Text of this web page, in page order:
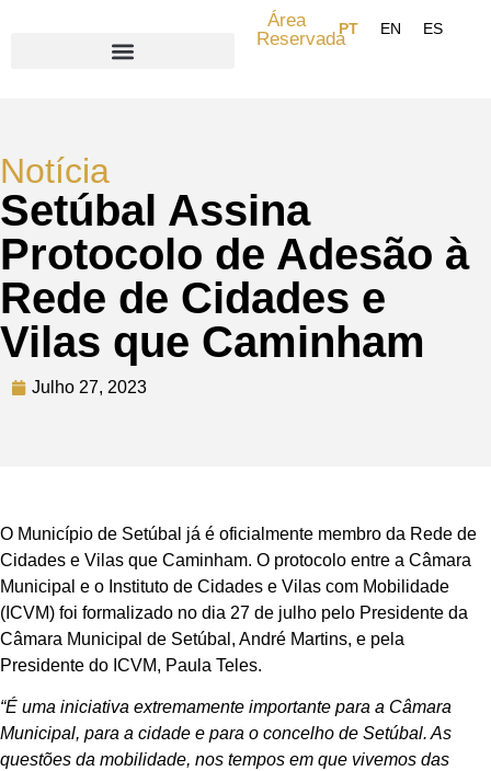
Área
Reservada
Notícia
Setúbal Assina
Protocolo de Adesão à
Rede de Cidades e
Vilas que Caminham
Julho 27, 2023
O Município de Setúbal já é oficialmente membro da Rede de
Cidades e Vilas que Caminham. O protocolo entre a Câmara
Municipal e o Instituto de Cidades e Vilas com Mobilidade
(ICVM) foi formalizado no dia 27 de julho pelo Presidente da
Câmara Municipal de Setúbal, André Martins, e pela
Presidente do ICVM, Paula Teles.
“É uma iniciativa extremamente importante para a Câmara
Municipal, para a cidade e para o concelho de Setúbal. As
questões da mobilidade, nos tempos em que vivemos das